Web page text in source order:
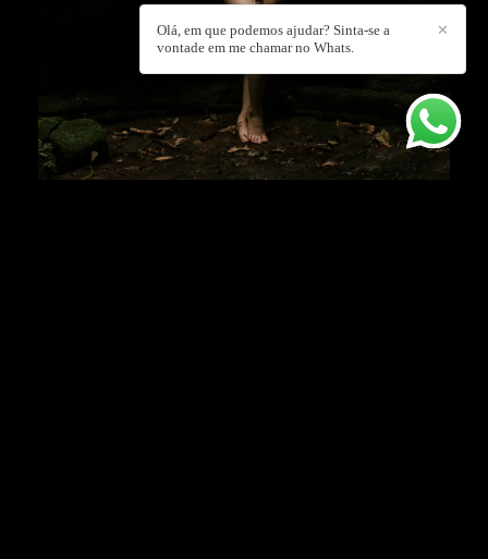
✕
Olá, em que podemos ajudar? Sinta-se a
vontade em me chamar no Whats.